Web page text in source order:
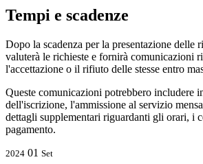
Tempi e scadenze
Dopo la scadenza per la presentazione delle
valuterà le richieste e fornirà comunicazioni
l'accettazione o il rifiuto delle stesse entro
Queste comunicazioni potrebbero includere
dell'iscrizione, l'ammissione al servizio
dettagli supplementari riguardanti gli orari, i
pagamento.
2024 01 Set